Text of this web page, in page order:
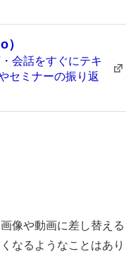
会話をすぐにテキ
セミナーの振り返
像や動画に差し替える
なるようなことはあり